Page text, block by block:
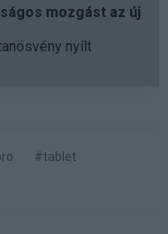
mozgást az új
nyílt
#tablet